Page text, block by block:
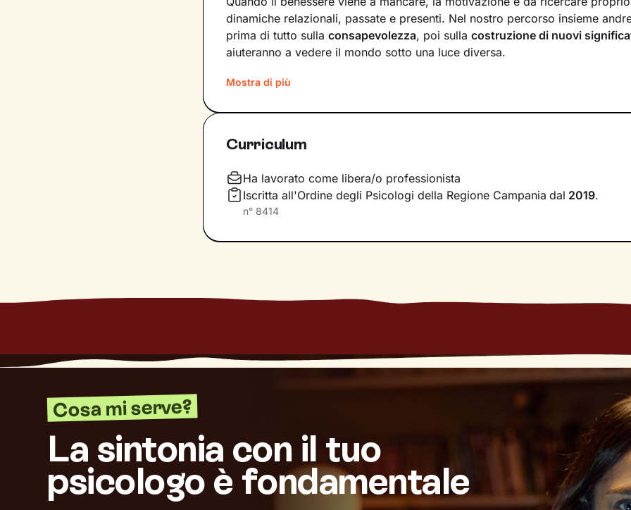
dinamiche relazionali, passate e presenti. Nel nostro percorso insieme
prima di tutto sulla consapevolezza, poi sulla costruzione di nuovi
aiuteranno a vedere il mondo sotto una luce diversa.
Passo dopo passo esploreremo le tue
a questi strumenti avrai modo di affrontare e risolvere i nodi più spinosi,
rielaboreremo i tuoivissuti, faremo emergere i tuoi
modalità di azioneche tengano conto anche del tuo contesto relazionale.
che ti accompagnerà verso i tuoi obiettivi fino a raggiungere un maggiore
Mostra di più
Curriculum
Ha lavorato come libera/o professionista
Iscritta all'Ordine degli Psicologi della Regione Campania dal 2019.
n° 8414
Cosa mi serve?
La sintonia con il tuo
psicologo è fondamentale